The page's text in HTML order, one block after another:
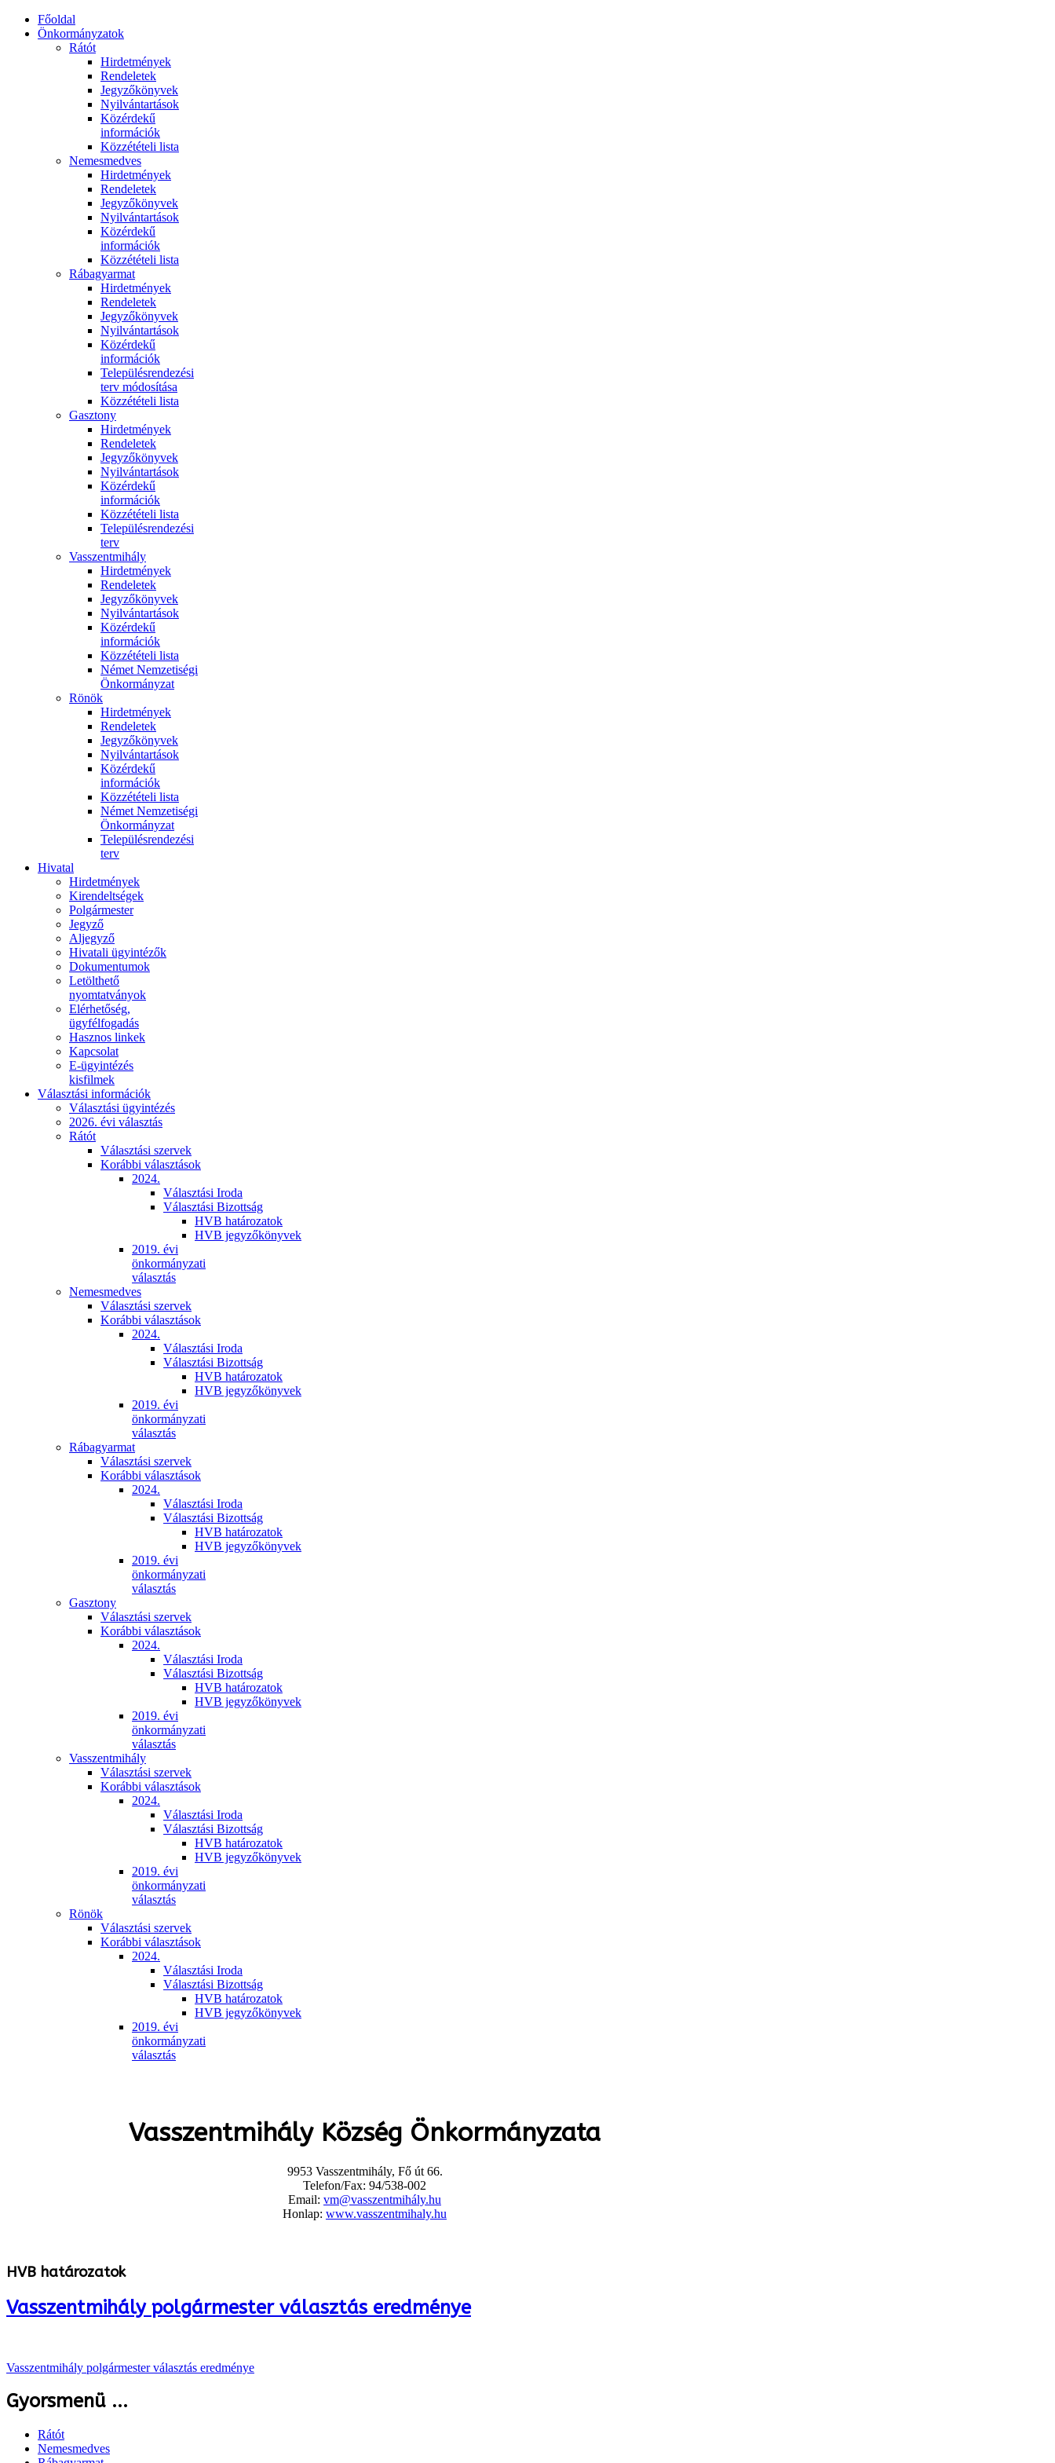
Főoldal
Önkormányzatok
Rátót
Hirdetmények
Rendeletek
Jegyzőkönyvek
Nyilvántartások
Közérdekű
információk
Közzétételi lista
Nemesmedves
Hirdetmények
Rendeletek
Jegyzőkönyvek
Nyilvántartások
Közérdekű
információk
Közzétételi lista
Rábagyarmat
Hirdetmények
Rendeletek
Jegyzőkönyvek
Nyilvántartások
Közérdekű
információk
Településrendezési
terv módosítása
Közzétételi lista
Gasztony
Hirdetmények
Rendeletek
Jegyzőkönyvek
Nyilvántartások
Közérdekű
információk
Közzétételi lista
Településrendezési
terv
Vasszentmihály
Hirdetmények
Rendeletek
Jegyzőkönyvek
Nyilvántartások
Közérdekű
információk
Közzétételi lista
Német Nemzetiségi
Önkormányzat
Rönök
Hirdetmények
Rendeletek
Jegyzőkönyvek
Nyilvántartások
Közérdekű
információk
Közzétételi lista
Német Nemzetiségi
Önkormányzat
Településrendezési
terv
Hivatal
Hirdetmények
Kirendeltségek
Polgármester
Jegyző
Aljegyző
Hivatali ügyintézők
Dokumentumok
Letölthető
nyomtatványok
Elérhetőség,
ügyfélfogadás
Hasznos linkek
Kapcsolat
E-ügyintézés
kisfilmek
Választási információk
Választási ügyintézés
2026. évi választás
Rátót
Választási szervek
Korábbi választások
2024.
Választási Iroda
Választási Bizottság
HVB határozatok
HVB jegyzőkönyvek
2019. évi
önkormányzati
választás
Nemesmedves
Választási szervek
Korábbi választások
2024.
Választási Iroda
Választási Bizottság
HVB határozatok
HVB jegyzőkönyvek
2019. évi
önkormányzati
választás
Rábagyarmat
Választási szervek
Korábbi választások
2024.
Választási Iroda
Választási Bizottság
HVB határozatok
HVB jegyzőkönyvek
2019. évi
önkormányzati
választás
Gasztony
Választási szervek
Korábbi választások
2024.
Választási Iroda
Választási Bizottság
HVB határozatok
HVB jegyzőkönyvek
2019. évi
önkormányzati
választás
Vasszentmihály
Választási szervek
Korábbi választások
2024.
Választási Iroda
Választási Bizottság
HVB határozatok
HVB jegyzőkönyvek
2019. évi
önkormányzati
választás
Rönök
Választási szervek
Korábbi választások
2024.
Választási Iroda
Választási Bizottság
HVB határozatok
HVB jegyzőkönyvek
2019. évi
önkormányzati
választás
Vasszentmihály Község Önkormányzata
9953 Vasszentmihály, Fő út 66.
Telefon/Fax: 94/538-002
Email: vm@vasszentmihály.hu
Honlap: www.vasszentmihaly.hu
HVB határozatok
Vasszentmihály polgármester választás eredménye
Vasszentmihály polgármester választás eredménye
Gyorsmenü ...
Rátót
Nemesmedves